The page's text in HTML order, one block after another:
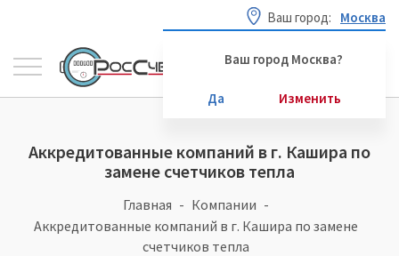
Ваш город: Москва
Ваш город Москва?
Да Изменить
Аккредитованные компаний в г. Кашира по
замене счетчиков тепла
Главная
Компании
Аккредитованные компаний в г. Кашира по замене
счетчиков тепла